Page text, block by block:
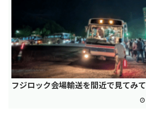
フジロック会場輸送を間近で見てみて